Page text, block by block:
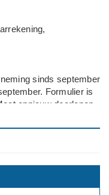
sinds september
Formulier is
opnieuw doorlopen